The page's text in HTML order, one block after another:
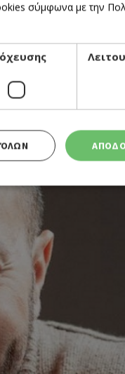
σύμφωνα με την
σύνδεση χρήστη και τη διαχείριση
για σύνδεση στο
δημιουργείται από
στη γλώσσα PHP.